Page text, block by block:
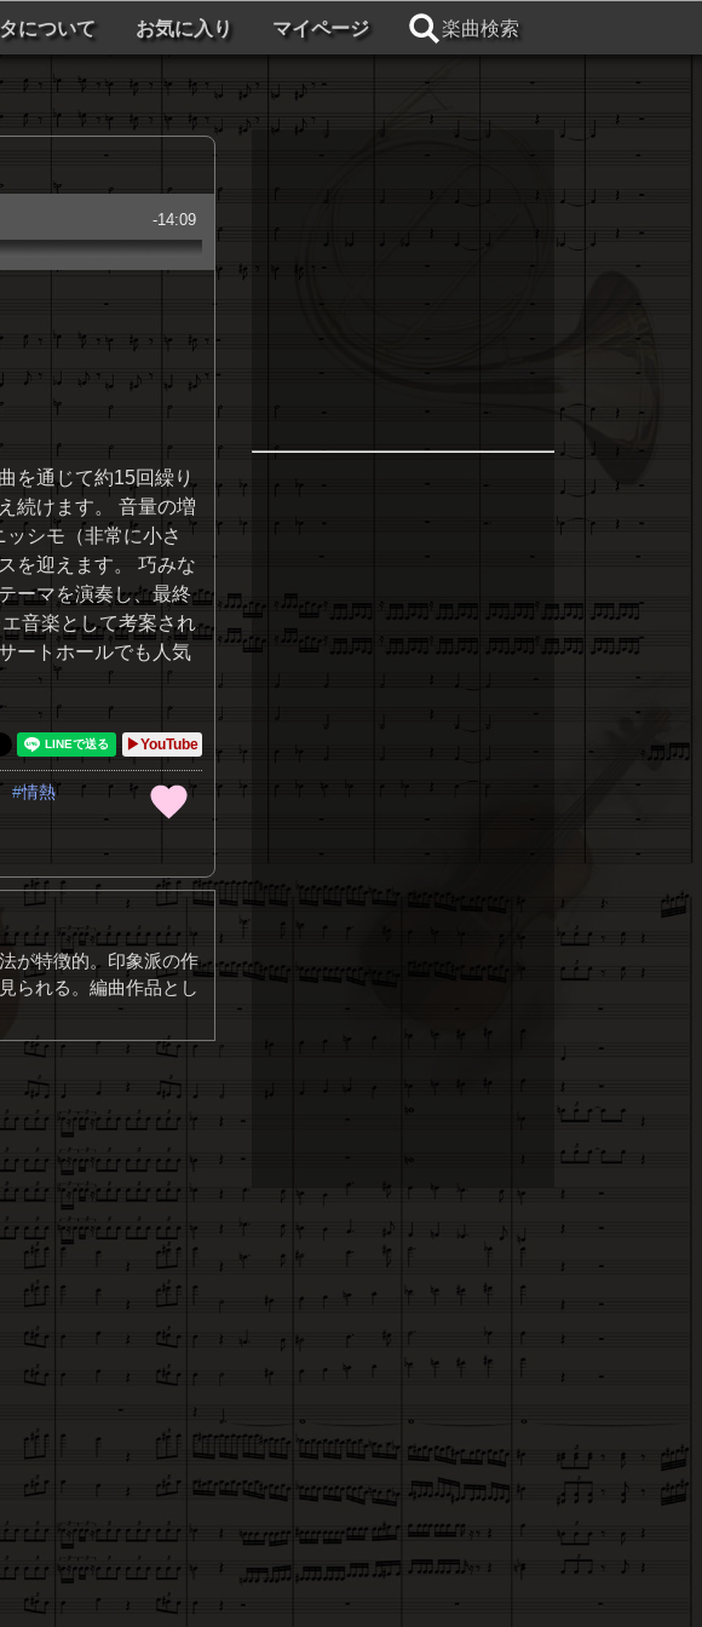
について お気に入り マイページ 楽曲検索
-14:09
を通じて約15回繰り
続けます。 音量の増
シモ（非常に小さ
を迎えます。 巧みな
ーマを演奏し、最終
音楽として考案され
ートホールでも人気
▶YouTube
情熱
が特徴的。印象派の作
られる。編曲作品とし